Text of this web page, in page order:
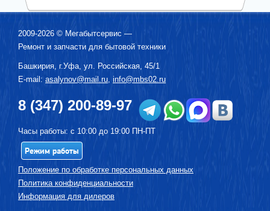
2009-2026 © Мегабытсервис —
Ремонт и запчасти для бытовой техники
Башкирия, г.Уфа, ул. Российская, 45/1
E-mail: asalynov@mail.ru, info@mbs02.ru
8 (347) 200-89-97
Часы работы: с 10:00 до 19:00 ПН-ПТ
Режим работы
Положение по обработке персональных данных
Политика конфиденциальности
Информация для дилеров